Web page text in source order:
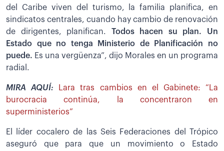
del Caribe viven del turismo, la familia planifica, en
sindicatos centrales, cuando hay cambio de renovación
de dirigentes, planifican. Todos hacen su plan. Un
Estado que no tenga Ministerio de Planificación no
puede. Es una vergüenza”, dijo Morales en un programa
radial.
MIRA AQUÍ:
Lara tras cambios en el Gabinete: “La
burocracia continúa, la concentraron en
superministerios”
El líder cocalero de las Seis Federaciones del Trópico
aseguró que para que un movimiento o Estado